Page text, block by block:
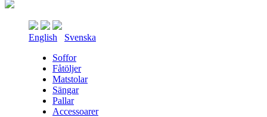
English
Svenska
Soffor
Fåtöljer
Matstolar
Sängar
Pallar
Accessoarer